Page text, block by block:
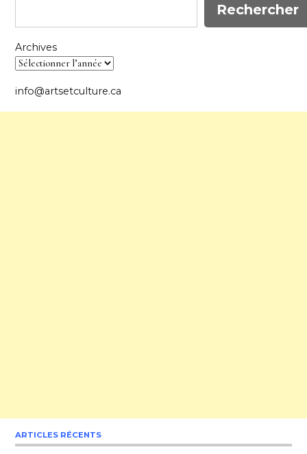
Rechercher
Archives
info@artsetculture.ca
ARTICLES RÉCENTS